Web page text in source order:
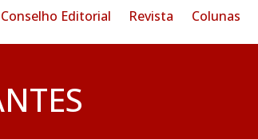
Conselho Editorial Revista Colunas